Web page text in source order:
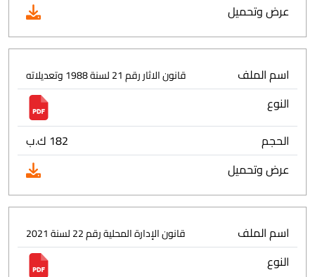
عرض وتحميل
اسم الملف قانون الاثار رقم 21 لسنة 1988 وتعديلاته
النوع
الحجم
182 ك.ب
عرض وتحميل
اسم الملف قانون الإدارة المحلية رقم 22 لسنة 2021
النوع